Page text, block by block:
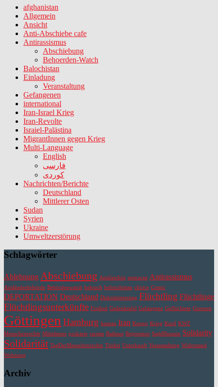
afghanistan
Allgemein
Ansicht
Anti-Abschiebe cafe
Antirassismus
Abschiebung
Behoerden-Watch
Balochistan
Einladung
Veranstaltung
Gefangenen
international
Iran-Israel Krieg
Iran-Revolte
Israiel-Palästina
MigrantInnen gegen Krieg
Multi-Language
English
فارسی
کوردی
Nachrichten/Berichte
Deutschland
Mittlerer Osten
Sudan
Syrien
Ukraine
Umweltzerstörung
Schlagwörter
Ablehnung Abschiebung Antifaschist antiracist Antirassismus
Ausländerbehörde Behördenwatch belouch belouchistan choice Comic
DEPORTATION Deutschland Diskriminierung Flüchtling Flüchtlinge
Flüchtlingsunterkünfte Freiheit Gedenktafel Gefangene Geflüchtete Grenzen
Göttingen Hamburg human Iran Kongo Krieg Kurd KWZ
Menschenrechte Mittelmeer poskarte racism Rathaus Repression SajidHussain Solidarity
Solidarität TagDerMenschenrechte Türkei Unterkunft Veranstaltung Widerstand
Wohnung
Archiv